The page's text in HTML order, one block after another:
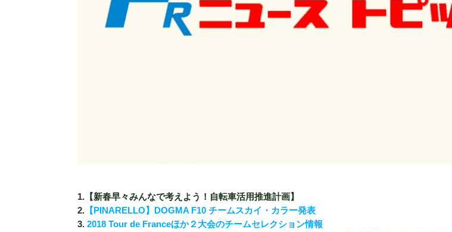
1.【新春早々みんなで考えよう！自転車活用推進計画】
2. 【PINARELLO】DOGMA F10 チームスカイ・カラー発表
3. 2018 Tour de Franceほか２大会のチームセレクション情報